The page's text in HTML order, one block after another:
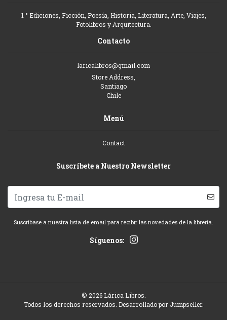
1 ° Ediciones, Ficción, Poesía, Historia, Literatura, Arte, Viajes,
Fotolibros y Arquitectura.
Contacto
laricalibros@gmail.com
Store Address,
Santiago
Chile
Menú
Contact
Suscríbete a Nuestro Newsletter
Suscríbase a nuestra lista de email para recibir las novedades de la librería.
Síguenos:
© 2026 Lárica Libros.
Todos los derechos reservados. Desarrollado por Jumpseller.